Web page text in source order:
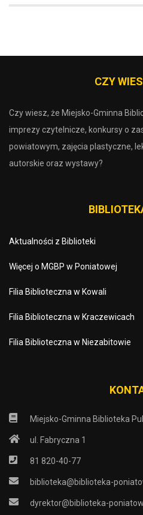
CZY
Czy wiesz, że Miejsko-Gminna
imprezy czytelnicze, konkursy o
powiatowym, zajęcia plastyczne,
autorskie oraz wystawy?
Aktualności z Biblioteki
Więcej o MGBP w Poniatowej
Filia Biblioteczna w Kowali
Filia Biblioteczna w Kraczewicach
Filia Biblioteczna w Niezabitowie
Miejsko-Gminna Biblioteka
ul. Fabryczna 1
81 820-40-77
biblioteka@biblioteka-
dyrektor@biblioteka-